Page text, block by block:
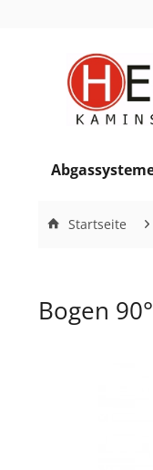
Startseite
Bogen